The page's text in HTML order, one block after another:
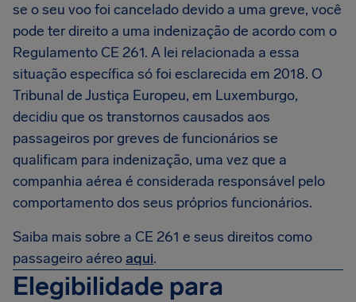
se o seu voo foi cancelado devido a uma greve, você
pode ter direito a uma indenização de acordo com o
Regulamento CE 261. A lei relacionada a essa
situação específica só foi esclarecida em 2018. O
Tribunal de Justiça Europeu, em Luxemburgo,
decidiu que os transtornos causados aos
passageiros por greves de funcionários se
qualificam para indenização, uma vez que a
companhia aérea é considerada responsável pelo
comportamento dos seus próprios funcionários.
Saiba mais sobre a CE 261 e seus direitos como
passageiro aéreoaqui.
Elegibilidade para